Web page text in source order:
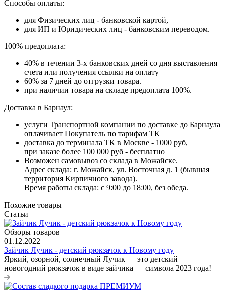
Способы оплаты:
для Физических лиц - банковской картой,
для ИП и Юридических лиц - банковским переводом.
100% предоплата:
40% в течении 3-х банковских дней со дня выставления
счета или получения ссылки на оплату
60% за 7 дней до отгрузки товара.
при наличии товара на складе предоплата 100%.
Доставка в Барнаул:
услуги Транспортной компании по доставке до Барнаула
оплачивает Покупатель по тарифам ТК
доставка до терминала ТК в Москве - 1000 руб,
при заказе более 100 000 руб - бесплатно
Возможен самовывоз со склада в Можайске.
Адрес склада: г. Можайск, ул. Восточная д. 1 (бывшая
территория Кирпичного завода).
Время работы склада: с 9:00 до 18:00, без обеда.
Похожие товары
Статьи
Обзоры товаров —
01.12.2022
Зайчик Лучик - детский рюкзачок к Новому году
Яркий, озорной, солнечный Лучик — это детский
новогодний рюкзачок в виде зайчика — символа 2023 года!